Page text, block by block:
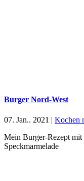
Burger Nord-West
07. Jan.. 2021 | Kochen
Mein Burger-Rezept
Speckmarmelade